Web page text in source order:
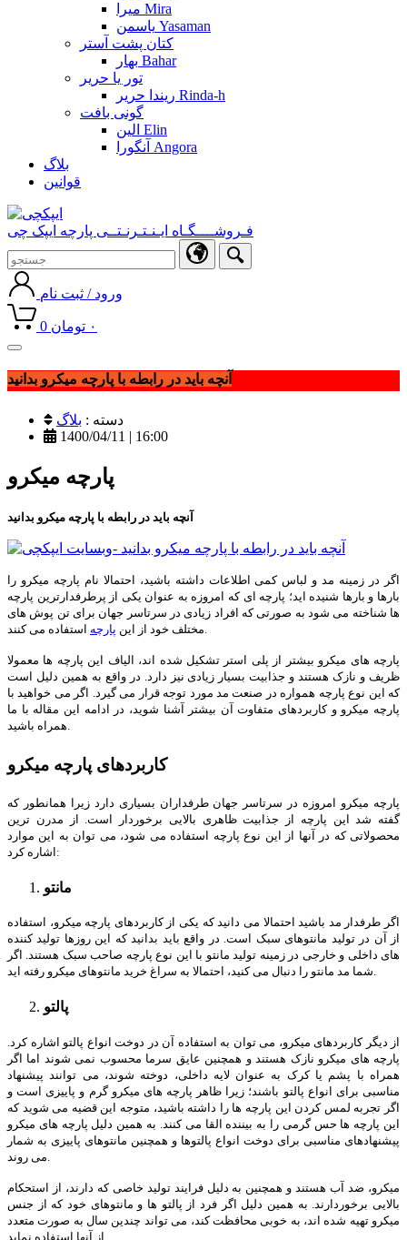
میرا Mira
یاسمن Yasaman
کتان پشت آستر
بهار Bahar
تور یا حریر
ریندا حریر Rinda-h
گونی بافت
الین Elin
آنگورا Angora
بلاگ
قوانین
فـروشــــگـاه ایـنـتـرنـتــی پارچه ایپک چی
ورود / ثبت نام
0 ۰ تومان
Toggle
navigation
آنچه باید در رابطه با پارچه میکرو بدانید
دسته : بلاگ
1400/04/11 | 16:00
اگر در زمینه مد و لباس کمی اطلاعات داشته باشید، احتمالا نام پارچه میکرو را
بارها و بارها شنیده اید؛ پارچه ای که امروزه به عنوان یکی از پرطرفدارترین پارچه
ها شناخته می شود به صورتی که افراد زیادی در سرتاسر جهان برای تن پوش های
مختلف خود از این پارچه استفاده می کنند.
پارچه های میکرو بیشتر از پلی استر تشکیل شده اند، الیاف این پارچه ها معمولا
ظریف و نازک هستند و جذابیت بسیار زیادی نیز دارد. در واقع به همین دلیل است
که این نوع پارچه همواره در صنعت مد مورد توجه قرار می گیرد. اگر می خواهید با
پارچه میکرو و کاربردهای متفاوت آن بیشتر آشنا شوید، در ادامه این مقاله با ما
همراه باشید.
کاربردهای پارچه میکرو
پارچه میکرو امروزه در سرتاسر جهان طرفداران بسیاری دارد زیرا همانطور که
گفته شد این پارچه از جذابیت ظاهری بالایی برخوردار است. از مدرن ترین
محصولاتی که در آنها از این نوع پارچه استفاده می شود، می توان به این موارد
اشاره کرد:
مانتو
اگر طرفدار مد باشید احتمالا می دانید که یکی از کاربردهای پارچه میکرو، استفاده
از آن در تولید مانتوهای سبک است. در واقع باید بدانید که این روزها تولید کننده
های داخلی و خارجی در زمینه تولید مانتو با این نوع پارچه صاحب سبک هستند. اگر
شما مد مانتو را دنبال می کنید، احتمالا به سراغ خرید مانتوهای میکرو رفته اید.
پالتو
از دیگر کاربردهای میکرو، می توان به استفاده آن در دوخت انواع پالتو اشاره کرد.
پارچه های میکرو نازک هستند و همچنین عایق سرما محسوب نمی شوند اما اگر
همراه با پشم یا کرک به عنوان لایه داخلی، دوخته شوند، می توانند پیشنهاد
مناسبی برای انواع پالتو باشند؛ زیرا ظاهر پارچه های میکرو گرم و پاییزی است و
اگر تجربه لمس کردن این پارچه ها را داشته باشید، متوجه این قضیه می شوید که
این پارچه ها حس گرمی را به بیننده القا می کنند. به همین دلیل پارچه های میکرو
پیشنهادهای مناسبی برای دوخت انواع پالتوها و همچنین مانتوهای پاییزی به شمار
میکرو، ضد آب هستند و همچنین به دلیل فرایند تولید خاصی که دارند، از استحکام
بالایی برخوردارند. به همین دلیل اگر فرد از پالتو ها و مانتوهای خود که از جنس
میکرو تهیه شده اند، به خوبی محافظت کند، می تواند چندین سال به صورت متعدد